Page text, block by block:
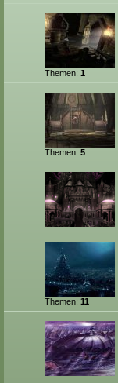
Themen: 1
Themen: 5
Themen: 11